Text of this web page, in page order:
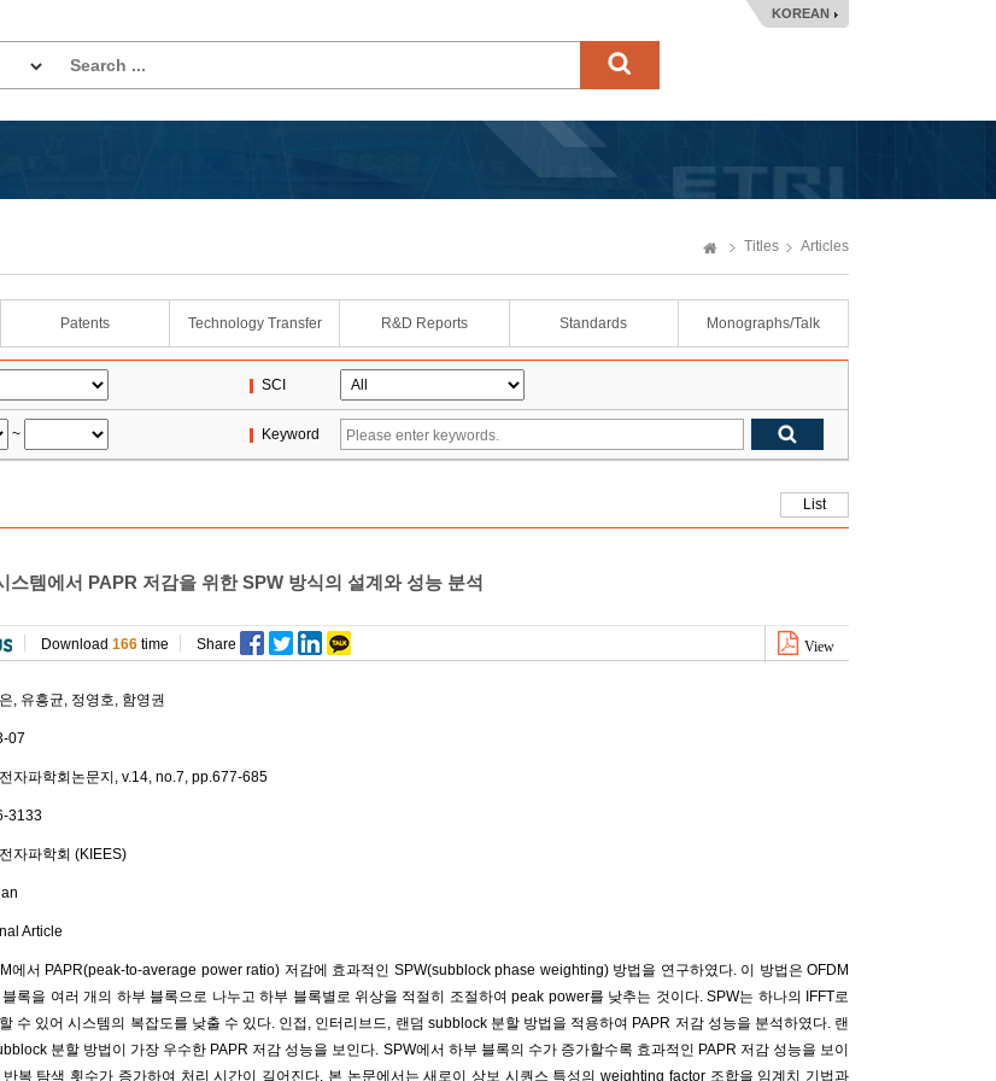
KOREAN
Titles Articles
Patents Technology Transfer R&D Reports Standards Monographs/Talk
SCI
~ Keyword
List
스템에서 PAPR 저감을 위한 SPW 방식의 설계와 성능 분석
Download 166 time Share View
, 유흥균, 정영호, 함영권
07
자파학회논문지, v.14, no.7, pp.677-685
3133
자파학회 (KIEES)
Article
에서 PAPR(peak-to-average power ratio) 저감에 효과적인 SPW(subblock phase weighting) 방법을 연구하였다. 이 방법은 OFDM
록을 여러 개의 하부 블록으로 나누고 하부 블록별로 위상을 적절히 조절하여 peak power를 낮추는 것이다. SPW는 하나의 IFFT로
수 있어 시스템의 복잡도를 낮출 수 있다. 인접, 인터리브드, 랜덤 subblock 분할 방법을 적용하여 PAPR 저감 성능을 분석하였다. 랜
분할 방법이 가장 우수한 PAPR 저감 성능을 보인다. SPW에서 하부 블록의 수가 증가할수록 효과적인 PAPR 저감 성능을 보이
반복 탐색 횟수가 증가하여 처리 시간이 길어진다. 본 논문에서는 새로이 상보 시퀀스 특성의 weighting factor 조합을 임계치 기법과